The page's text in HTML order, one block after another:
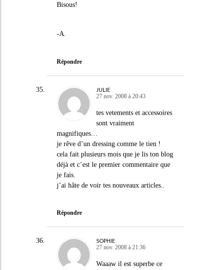
Bisous!
-A.
Répondre
JULIE
27 nov. 2008 à 20:43
tes vetements et accessoires
sont vraiment
magnifiques…
je rêve d’un dressing comme le tien !
cela fait plusieurs mois que je lis ton blog
déjà et c’est le premier commentaire que
je fais.
j’ai hâte de voir tes nouveaux articles..
Répondre
SOPHIE
27 nov. 2008 à 21:36
Waaaw il est superbe ce